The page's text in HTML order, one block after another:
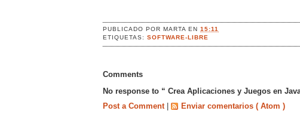
PUBLICADO PORMARTAEN15:11
ETIQUETAS:SOFTWARE-LIBRE
Comments
No response to “ Crea Aplicaciones y Juegos en
Post a Comment
Enviar comentarios ( Atom )